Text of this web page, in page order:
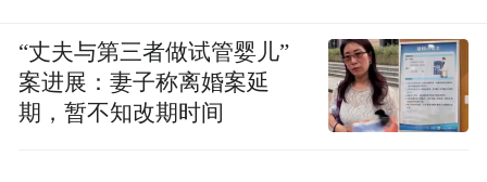
“丈夫与第三者做试管婴儿”
案进展：妻子称离婚案延
期，暂不知改期时间